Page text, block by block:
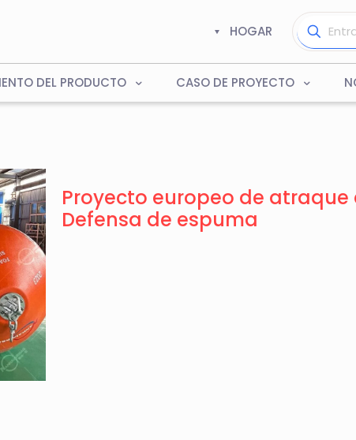
HOGAR
DEL PRODUCTO CASO DE PROYECTO
Proyecto europeo de atraque
Defensa de espuma